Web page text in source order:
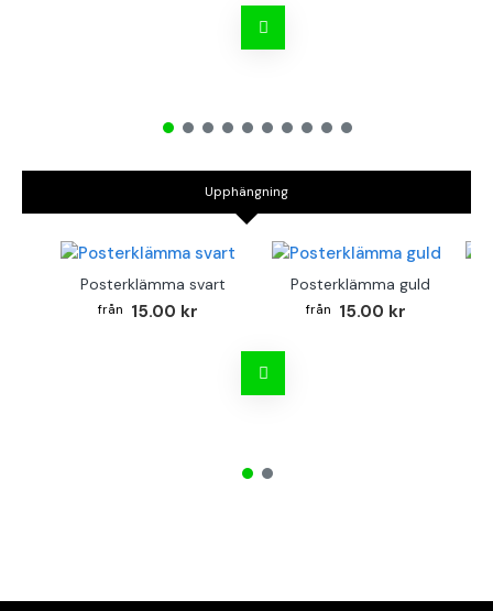
Upphängning
Posterklämma svart
15.00 kr
Posterklämma guld
15.00 kr